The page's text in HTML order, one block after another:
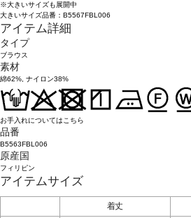
※大きいサイズも展開中
大きいサイズ品番：B5567FBL006
アイテム詳細
タイプ
ブラウス
素材
綿62%, ナイロン38%
お手入れについてはこちら
品番
B5563FBL006
原産国
フィリピン
アイテムサイズ
着丈